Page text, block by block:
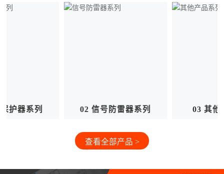
02 信号防雷器系列 03 其他产品系列
查看全部产品 >